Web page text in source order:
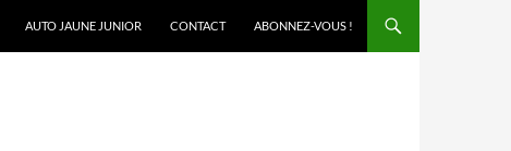
AUTO JAUNE JUNIOR CONTACT ABONNEZ-VOUS !